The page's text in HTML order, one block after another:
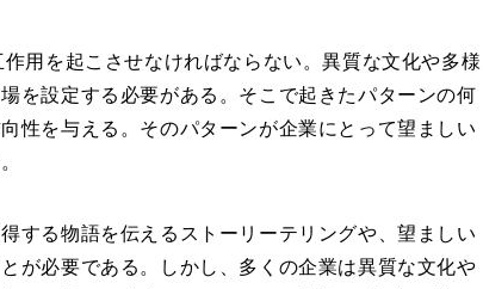
用を起こさせなければならない。異質な文化や多様
を設定する必要がある。そこで起きたパターンの何
性を与える。そのパターンが企業にとって望ましい
する物語を伝えるストーリーテリングや、望ましい
が必要である。しかし、多くの企業は異質な文化や